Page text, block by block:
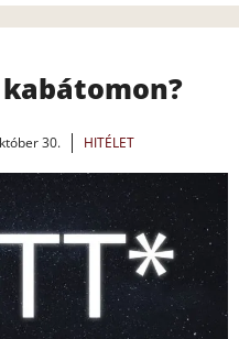
30. HITÉLET